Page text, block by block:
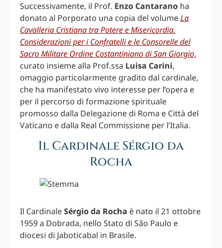
Successivamente, il Prof. Enzo Cantarano ha
donato al Porporato una copia del volumeLa
Cavalleria Cristiana tra Potere e Misericordia.
Considerazioni per i Confratelli e le Consorelle del
Sacro Militare Ordine Costantiniano di San Giorgio,
curato insieme alla Prof.ssa Luisa Carini,
omaggio particolarmente gradito dal cardinale,
che ha manifestato vivo interesse per l’opera e
per il percorso di formazione spirituale
promosso dalla Delegazione di Roma e Città del
Vaticano e dalla Real Commissione per l’Italia.
Il Cardinale Sérgio da
Rocha
Il CardinaleSérgio da Rocha è nato il 21 ottobre
1959 a Dobrada, nello Stato di São Paulo e
diocesi di Jaboticabal in Brasile.